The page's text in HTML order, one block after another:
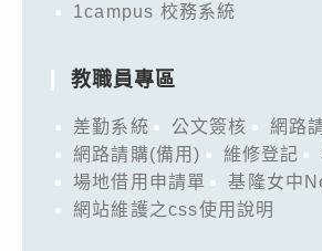
1campus 校務系統
教職員專區
差勤系統 公文簽核
網路
網路請購(備用)
維修登記
場地借用申請單
基隆女中
網站維護之css使用說明